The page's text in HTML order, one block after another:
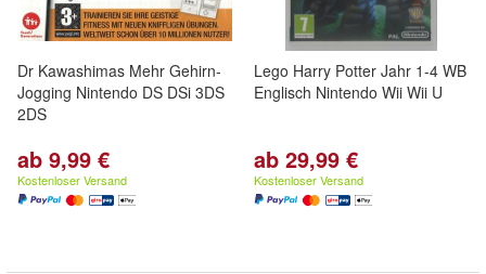
Dr Kawashimas Mehr Gehirn-
Jogging Nintendo DS DSi 3DS
2DS
ab 9,99 €
Kostenloser Versand
Lego Harry Potter Jahr 1-4 WB
Englisch Nintendo Wii Wii U
ab 29,99 €
Kostenloser Versand